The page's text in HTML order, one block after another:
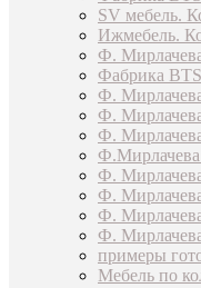
SV мебель.
Ижмебель.
Ф.
Фабрика
Ф.
Ф.
Ф.
Ф.
Ф.
Ф.
Ф.
примеры
Мебель по